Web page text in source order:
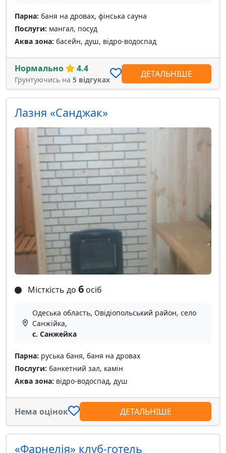
Парна: баня на дровах, фінська сауна
Послуги: мангал, посуд
Аква зона: басейн, душ, відро-водоспад
Нормально 4.4
Грунтуючись на 5 відгуках
ДЕТАЛЬНІШЕ
Лазня «Санджак»
Місткість до 6 осіб
Одеська область, Овідіопольський район, село
Санжійка,
с. Санжейка
Парна: руська баня, баня на дровах
Послуги: банкетний зал, камін
Аква зона: відро-водоспад, душ
Нема оцінок ДЕТАЛЬНІШЕ
«Фарнелія» клуб-готель